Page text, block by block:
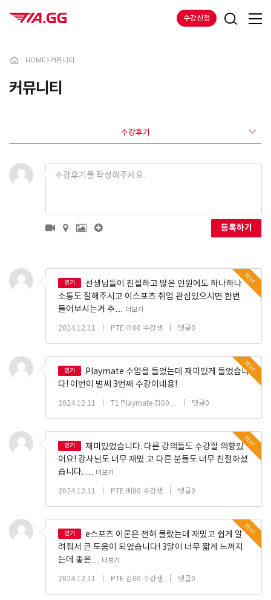
수강신청
HOME>커뮤니티
커뮤니티
수강후기
등록하기
Hot
인기
선생님들이 친절하고 많은 인원에도 하나하나
소통도 잘해주시고 이스포츠 취업 관심있으시면 한번
들어보시는거 추… 더보기
2024.12.11 PTE 이00 수강생 댓글0
Hot
인기
Playmate 수업을 들었는데 재미있게 들었습니
다! 이번이 벌써 3번째 수강이네용!
2024.12.11 T1 Playmate 김00… 댓글0
Hot
인기
재미있었습니다. 다른 강의들도 수강할 의향있
어요! 강사님도 너무 재밌 고 다른 분들도 너무 친절하셨
습니다. … 더보기
2024.12.11 PTE 배00 수강생 댓글0
Hot
인기
e스포츠 이론은 전혀 몰랐는데 재밌고 쉽게 알
려줘서 큰 도움이 되었습니다! 3달이 너무 짧게 느껴지
는데 좋은… 더보기
2024.12.11 PTE 김00 수강생 댓글0